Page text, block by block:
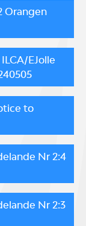
Orangen
EJolle
to
Nr 2:4
Nr 2:3